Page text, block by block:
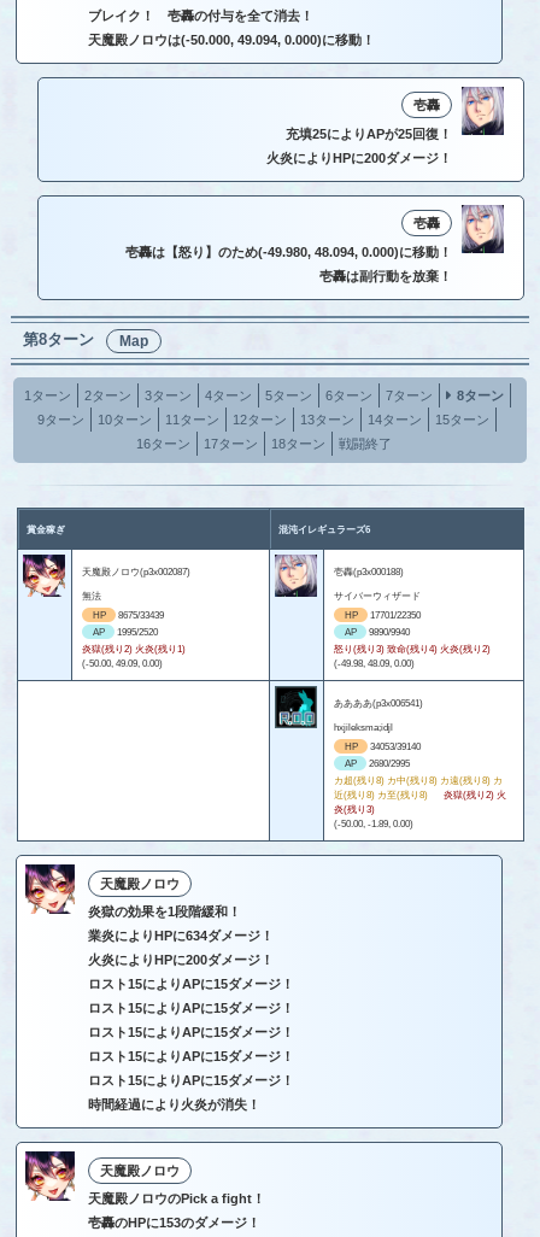
ブレイク！ 壱轟の付与を全て消去！
天魔殿ノロウは(-50.000, 49.094, 0.000)に移動！
壱轟
充填25によりAPが25回復！
火炎によりHPに200ダメージ！
壱轟
壱轟は【怒り】のため(-49.980, 48.094, 0.000)に移動！
壱轟は副行動を放棄！
第8ターン Map
1ターン 2ターン 3ターン 4ターン 5ターン 6ターン 7ターン
8ターン
9ターン
10ターン 11ターン 12ターン 13ターン 14ターン
15ターン
16ターン
17ターン 18ターン 戦闘終了
賞金稼ぎ 混沌イレギュラーズ6
天魔殿ノロウ(p3x002087)
無法
HP
8675/33439
AP
1995/2520
炎獄(残り2) 火炎(残り1)
(-50.00, 49.09, 0.00)
壱轟(p3x000188)
サイバーウィザード
HP
17701/22350
AP
9890/9940
怒り(残り3) 致命(残り4) 火炎(残り2)
(-49.98, 48.09, 0.00)
ああああ(p3x006541)
hxjileksma;idjl
HP
34053/39140
AP
2680/2995
カ超(残り8) カ中(残り8) カ遠(残り8) カ
近(残り8) カ至(残り8)
炎獄(残り2) 火
炎(残り3)
(-50.00, -1.89, 0.00)
天魔殿ノロウ
炎獄の効果を1段階緩和！
業炎によりHPに634ダメージ！
火炎によりHPに200ダメージ！
ロスト15によりAPに15ダメージ！
ロスト15によりAPに15ダメージ！
ロスト15によりAPに15ダメージ！
ロスト15によりAPに15ダメージ！
ロスト15によりAPに15ダメージ！
時間経過により火炎が消失！
天魔殿ノロウ
天魔殿ノロウのPick a fight！
壱轟のHPに153のダメージ！